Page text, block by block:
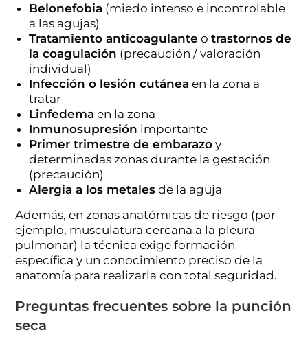
Belonefobia (miedo intenso e incontrolable
a las agujas)
Tratamiento anticoagulante otrastornos de
la coagulación (precaución / valoración
individual)
Infección o lesión cutánea en la zona a
tratar
Linfedema en la zona
Inmunosupresión importante
Primer trimestre de embarazo y
determinadas zonas durante la gestación
(precaución)
Alergia a los metales de la aguja
Además, en zonas anatómicas de riesgo (por
ejemplo, musculatura cercana a la pleura
pulmonar) la técnica exige formación
específica y un conocimiento preciso de la
anatomía para realizarla con total seguridad.
Preguntas frecuentes sobre la punción
seca